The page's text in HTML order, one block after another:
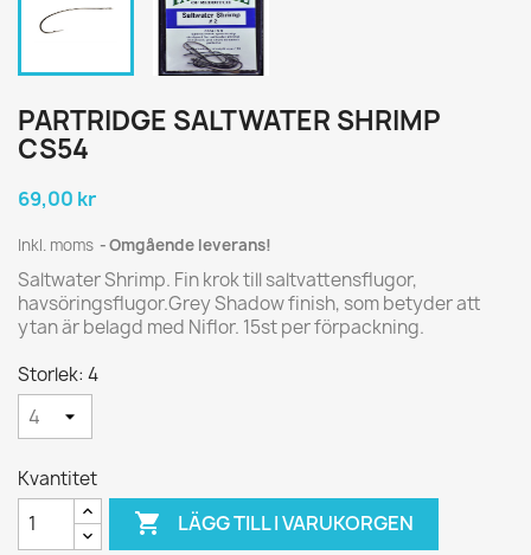
PARTRIDGE SALTWATER SHRIMP
CS54
69,00 kr
Inkl. moms Omgående leverans!
Saltwater Shrimp. Fin krok till saltvattensflugor,
havsöringsflugor.Grey Shadow finish, som betyder att
ytan är belagd med Niflor. 15st per förpackning.
Storlek: 4
Kvantitet
 LÄGG TILL I VARUKORGEN